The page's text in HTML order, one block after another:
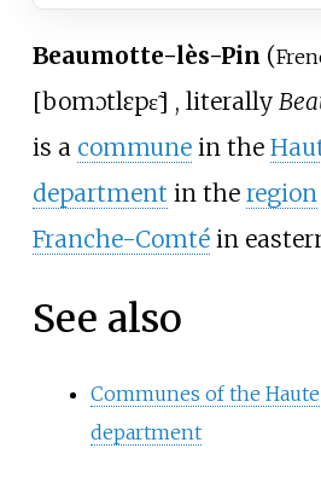
Beaumotte-lès-Pin (
[bomɔtlɛpɛ̃] , literally
is a communein the
department in the region
Franche-Comtéin
See also
Communes of the
department